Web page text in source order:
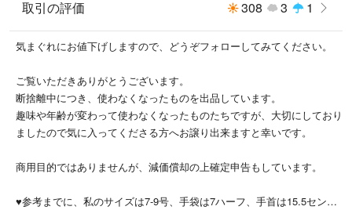
ベルト開閉式（素材：レザー）
取引の評価 308 3 1
気まぐれにお値下げしますので、どうぞフォローしてみてください。
ご覧いただきありがとうございます。
断捨離中につき、使わなくなったものを出品しています。
趣味や年齢が変わって使わなくなったものたちですが、大切にしており
ましたので気に入ってくださる方へお譲り出来ますと幸いです。
商用目的ではありませんが、減価償却の上確定申告もしています。
♥参考までに、私のサイズは7-9号、手袋は7ハーフ、手首は15.5セン